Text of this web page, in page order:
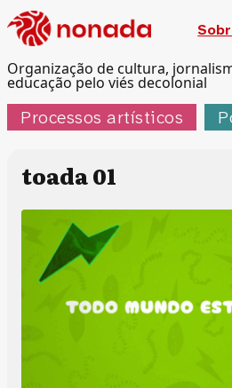
Organização de cultura,
educação pelo viés decolonial
Processos artísticos
toada 01